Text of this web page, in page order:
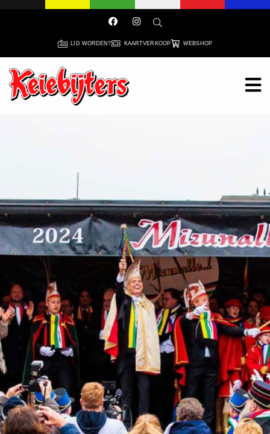
LID WORDEN? KAARTVERKOOP WEBSHOP